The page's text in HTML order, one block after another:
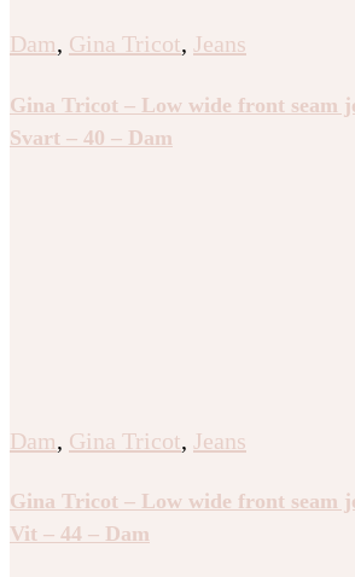
Dam, Gina Tricot, Jeans
Gina Tricot – Low wide front seam
Svart – 40 – Dam
Dam, Gina Tricot, Jeans
Gina Tricot – Low wide front seam
Vit – 44 – Dam